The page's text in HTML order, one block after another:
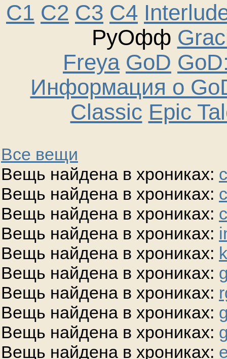
C1 C2 C3 C4
РуОфф
Freya GoD
Информация о
Classic Epic
Все вещи
Вещь найдена в хрониках:
Вещь найдена в хрониках:
Вещь найдена в хрониках:
Вещь найдена в хрониках:
Вещь найдена в хрониках:
Вещь найдена в хрониках:
Вещь найдена в хрониках:
Вещь найдена в хрониках:
Вещь найдена в хрониках:
Вещь найдена в хрониках: